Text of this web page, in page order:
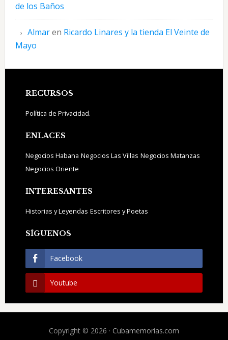
de los Baños
Almaren Ricardo Linares y la tienda El Veinte de
Mayo
Footer
RECURSOS
Política de Privacidad.
ENLACES
Negocios Habana Negocios Las Villas Negocios Matanzas
Negocios Oriente
INTERESANTES
Historias y Leyendas Escritores y Poetas
SÍGUENOS
Facebook
Youtube
Copyright © 2026 · Cubamemorias.com